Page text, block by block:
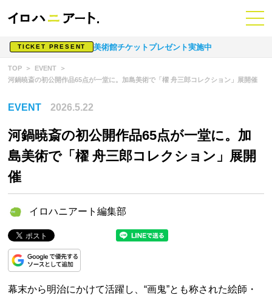
TICKET PRESENT 美術館チケットプレゼント実施中
TOP
EVENT
河鍋暁斎の初公開作品65点が一堂に。加島美術で「櫂 舟三郎コレクション」展開催
EVENT 2026.5.22
河鍋暁斎の初公開作品65点が一堂に。加
島美術で「櫂 舟三郎コレクション」展開
催
イロハニアート編集部
幕末から明治にかけて活躍し、“画鬼”とも称された絵師・